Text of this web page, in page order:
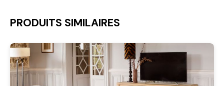
PRODUITS SIMILAIRES